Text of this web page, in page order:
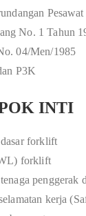
No. 1 Tahun
04/Men/1985
P3K
INTI
forklift
forklift
penggerak
kerja